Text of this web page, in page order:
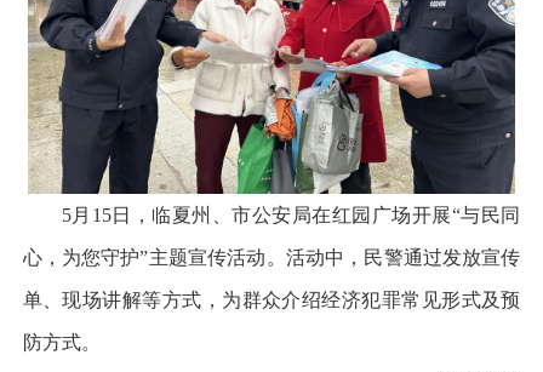
5月15日，临夏州、市公安局在红园广场开展“与民同
心，为您守护”主题宣传活动。活动中，民警通过发放宣传
单、现场讲解等方式，为群众介绍经济犯罪常见形式及预
防方式。